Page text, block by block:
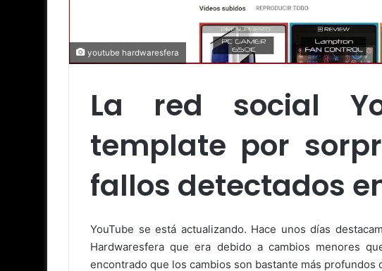
youtube hardwaresfera
La red social
template por
fallos detectados
YouTube se está actualizando. Hace unos días
Hardwaresfera que era debido a cambios menores
encontrado que los cambios son bastante más